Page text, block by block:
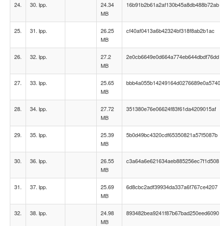
24. 30. lpp.
24.34
MB
16b91b2b61a2af130b45a8db488b72ab
25. 31. lpp.
26.25
MB
cf40af0413a6b42324bf318f8ab2b1ac
26. 32. lpp.
27.2
MB
2e0cb6649e0d664a774eb644dbdf76dd
27. 33. lpp.
25.65
MB
bbb4a055b14249164d0276689e0a5740
28. 34. lpp.
27.72
MB
351380e76e06624f83f61da4209015af
29. 35. lpp.
25.39
MB
5b0d49bc4320cdf65350821a57f5087b
30. 36. lpp.
26.55
MB
c3a64a6e621634aeb885256ec7f1d508
31. 37. lpp.
25.69
MB
6d8cbc2adf39934da337a6f767ce4207
32. 38. lpp.
24.98
MB
893482bea9241f87b67bad250eed6090